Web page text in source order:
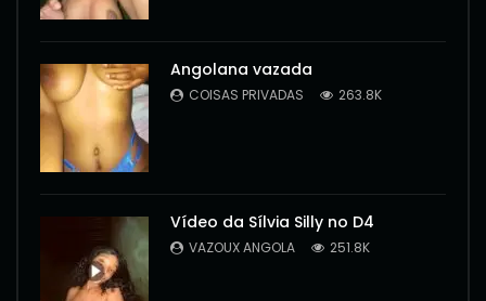
Angolana vazada
COISAS PRIVADAS 263.8K
Vídeo da Sílvia Silly no D4
VAZOUX ANGOLA 251.8K